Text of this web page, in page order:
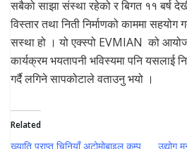
सबैको साझा संस्था रहेको र बिगत ११ बर्ष
विस्तार तथा निती निर्माणको काममा
सस्था हो । यो एक्स्पो EVMIAN को
कार्यक्रम भयतापनी भविस्यमा पनि यसलाई
गर्दै लगिने सापकोटाले वताउनु भयो ।
Related
ख्याति प्राप्त चिनियाँ अटोमोबाइल कम्प
उद्योग